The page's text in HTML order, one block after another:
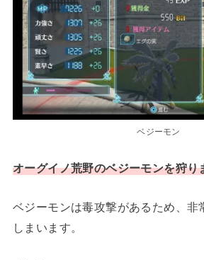
ベジーモン
オーグイノ荒野のベジーモンを狩り
ベジーモンは毒攻撃があるため、非
しまいます。